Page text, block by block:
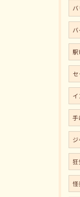
バ
駅
手
ジ
狂
怪